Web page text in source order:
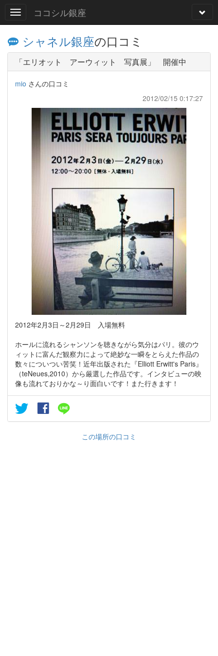
ココシル銀座
シャネル銀座の口コミ
「エリオット アーウィット 写真展」 開催中
mio さんの口コミ
2012/02/15 0:17:27
2012年2月3日～2月29日 入場無料
ホールに流れるシャンソンを聴きながら気分はパリ。彼のウ
ィットに富んだ観察力によって絶妙な一瞬をとらえた作品の
数々についつい苦笑！近年出版された『Elliott Erwitt's Paris』
（teNeues,2010）から厳選した作品です。インタビューの映
像も流れておりかな～り面白いです！また行きます！
この場所の口コミ